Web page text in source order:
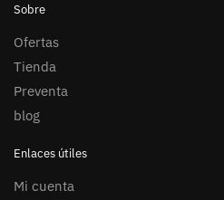
Sobre
Ofertas
Tienda
Preventa
blog
Enlaces útiles
Mi cuenta